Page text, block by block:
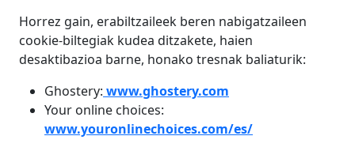
Horrez gain, erabiltzaileek beren nabigatzaileen
cookie-biltegiak kudea ditzakete, haien
desaktibazioa barne, honako tresnak baliaturik:
Ghostery: www.ghostery.com
Your online choices:
www.youronlinechoices.com/es/